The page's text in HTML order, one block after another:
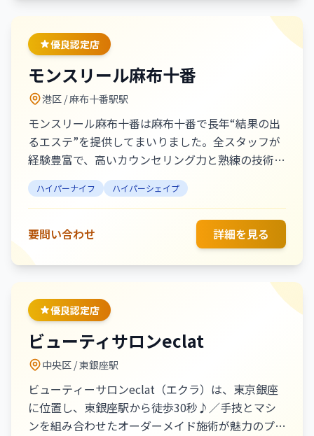
大変人気です。神保町エリアで2店舗を出店してい
る、高い技術・気持ちの良い接客で安心できるサロ
ンです。 【人気メニュー】 ・痩身No.1【圧倒的効
果】マシン×強圧リンパ全身燃焼 120分 ¥19,800
・短期集中痩せ お腹/腰/お尻/ももサイズダウン 3
機種使用 90分 ¥9,900 ・オーダーメイドハイパーナ
優良認定店
モンスリール麻布十番
港区 / 麻布十番駅駅
モンスリール麻布十番は麻布十番で長年“結果の出
るエステ”を提供してまいりました。全スタッフが
経験豊富で、高いカウンセリング力と熟練の技術力
で結果を出しているサロンです。豊富なメニューか
らその方にあった最適なケアで多くのお客様にご満
足いただいてます。 医師監修の希少な「ヒト幹細
胞培養液」や「韓国超最新第5世代プラピール」導
入認定サロン。エステダーマ、ブライダルメニュ
ー、本格アーユルヴェーダに痩身効果を加えた強圧
オールハンドで滝汗デトックス！ハイパーナイフ認
定優良店
ハイパーナイフ ハイパーシェイプ
要問い合わせ 詳細を見る
優良認定店
ビューティサロンeclat
中央区 / 東銀座駅
ビューティーサロンeclat（エクラ）は、東京銀座
に位置し、東銀座駅から徒歩30秒♪／手技とマシ
ンを組み合わせたオーダーメイド施術が魅力のプラ